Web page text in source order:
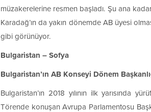
müzakerelerine resmen başladı. Şu ana
Karadağ’ın da yakın dönemde AB üyesi
gibi görünüyor.
Bulgaristan – Sofya
Bulgaristan’ın AB Konseyi Dönem
Bulgaristan’ın 2018 yılının ilk yarısında
Törende konuşan Avrupa Parlamentosu